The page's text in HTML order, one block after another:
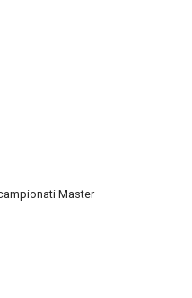
Master